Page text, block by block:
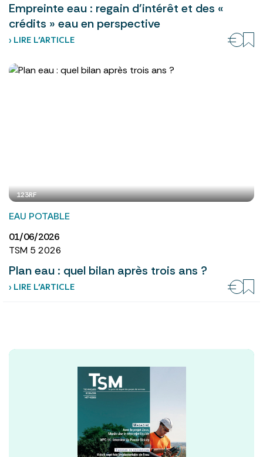
Empreinte eau : regain d’intérêt et des «
crédits » eau en perspective
› LIRE L’ARTICLE
123RF
EAU POTABLE
01/06/2026
TSM 5 2026
Plan eau : quel bilan après trois ans ?
› LIRE L’ARTICLE